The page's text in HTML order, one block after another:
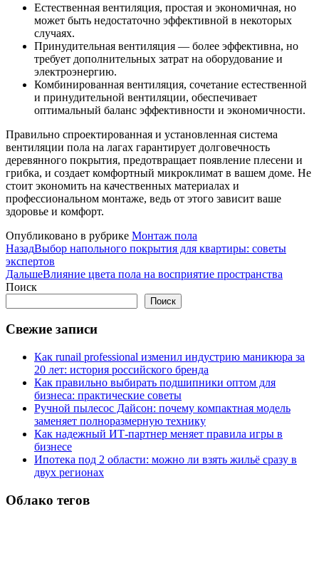
Естественная вентиляция, простая и экономичная, но
может быть недостаточно эффективной в некоторых
случаях.
Принудительная вентиляция — более эффективна, но
требует дополнительных затрат на оборудование и
электроэнергию.
Комбинированная вентиляция, сочетание естественной
и принудительной вентиляции, обеспечивает
оптимальный баланс эффективности и экономичности.
Правильно спроектированная и установленная система
вентиляции пола на лагах гарантирует долговечность
деревянного покрытия, предотвращает появление плесени и
грибка, и создает комфортный микроклимат в вашем доме. Не
стоит экономить на качественных материалах и
профессиональном монтаже, ведь от этого зависит ваше
здоровье и комфорт.
Опубликовано в рубрике Монтаж пола
НазадВыбор напольного покрытия для квартиры: советы
экспертов
ДальшеВлияние цвета пола на восприятие пространства
Поиск
Поиск
Свежие записи
Как runail professional изменил индустрию маникюра за
20 лет: история российского бренда
Как правильно выбирать подшипники оптом для
бизнеса: практические советы
Ручной пылесос Дайсон: почему компактная модель
заменяет полноразмерную технику
Как надежный ИТ-партнер меняет правила игры в
бизнесе
Ипотека под 2 области: можно ли взять жильё сразу в
двух регионах
Облако тегов